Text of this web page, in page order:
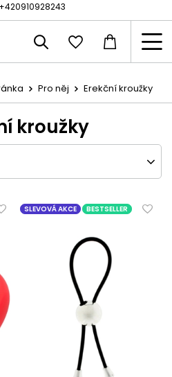
Pro něj Erekční kroužky
kroužky
SLEVOVÁ AKCE BESTSELLER